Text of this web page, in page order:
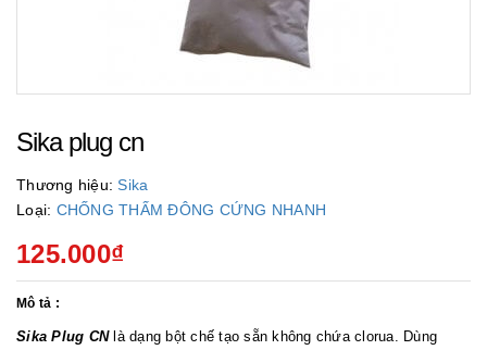
Sika plug cn
Thương hiệu:Sika
Loại: CHỐNG THẤM ĐÔNG CỨNG NHANH
125.000₫
Mô tả :
Sika Plug CN là dạng bột chế tạo sẵn không chứa clorua. Dùng